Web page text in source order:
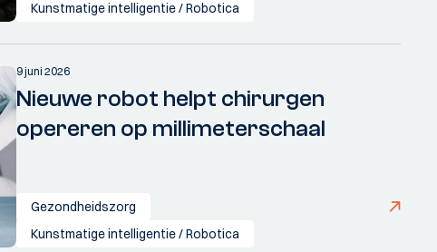
Kunstmatige intelligentie / Robotica
9 juni 2026
Nieuwe robot helpt chirurgen
opereren op millimeterschaal
Gezondheidszorg
Kunstmatige intelligentie / Robotica